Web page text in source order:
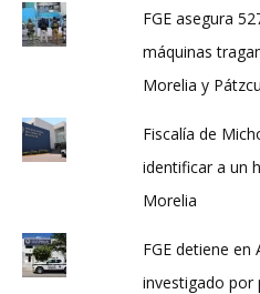
FGE asegura
máquinas
Morelia y
Fiscalía de
identificar a un
Morelia
FGE detiene
investigado por